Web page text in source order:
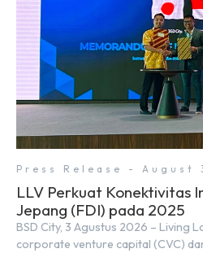
Press Release - August
LLV Perkuat Konektivitas
Jepang (FDI) pada 2025
BSD City, 3 Agustus 2026 – Living
corporate venture capital (CVC)